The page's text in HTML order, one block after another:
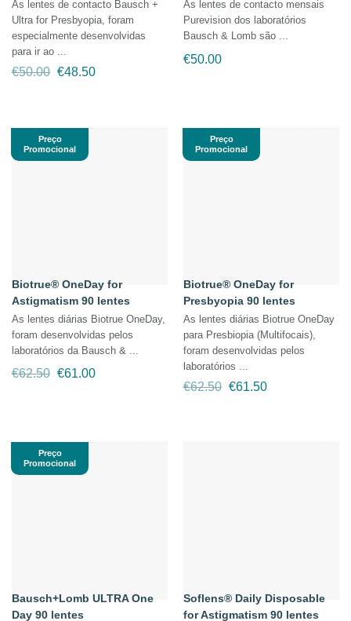
As lentes de contacto Bausch +
Ultra for Presbyopia, foram
especialmente desenvolvidas
para ir ao ...
€50.00 O
€48.50O
As lentes de contacto mensais
Purevision dos laboratórios
Bausch & Lomb são ...
€50.00
Preço
Promocional
Biotrue® OneDay for
Astigmatism 90 lentes
As lentes diárias Biotrue OneDay,
foram desenvolvidas pelos
laboratórios da Bausch & ...
€62.50 O
€61.00O
Preço
Promocional
Biotrue® OneDay for
Presbyopia 90 lentes
As lentes diárias Biotrue OneDay
para Presbiopia (Multifocais),
foram desenvolvidas pelos
laboratórios ...
€62.50 O
€61.50O
Preço
Promocional
Bausch+Lomb ULTRA One
Day 90 lentes
Soflens® Daily Disposable
for Astigmatism 90 lentes